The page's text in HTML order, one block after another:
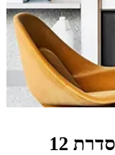
2744 – תמונה של של שבט לוי מסדרת 12